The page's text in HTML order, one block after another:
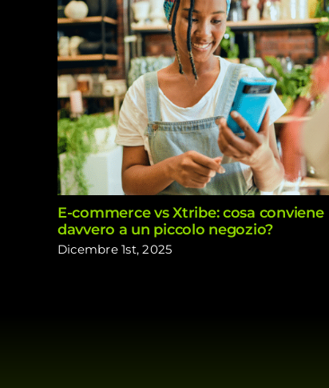
E-commerce vs Xtribe: cosa conviene
davvero a un piccolo negozio?
Dicembre 1st, 2025